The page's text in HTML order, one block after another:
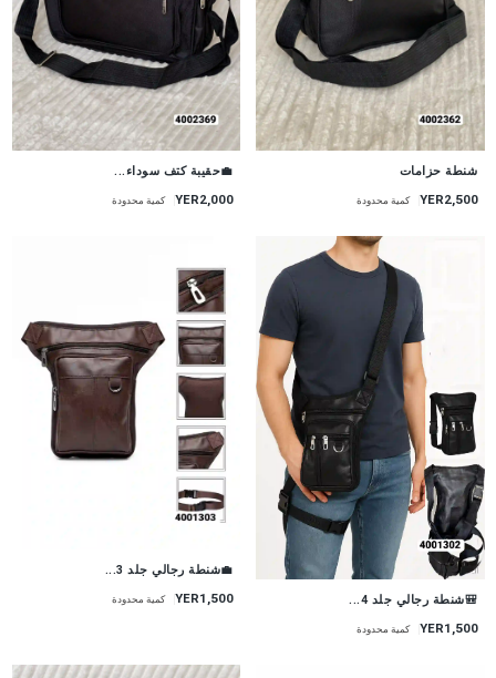
شنطة حزامات
YER2,500 كمية محدودة
💼حقيبة كتف سوداء...
YER2,000 كمية محدودة
🎒شنطة رجالي جلد 4...
YER1,500 كمية محدودة
💼شنطة رجالي جلد 3...
YER1,500 كمية محدودة